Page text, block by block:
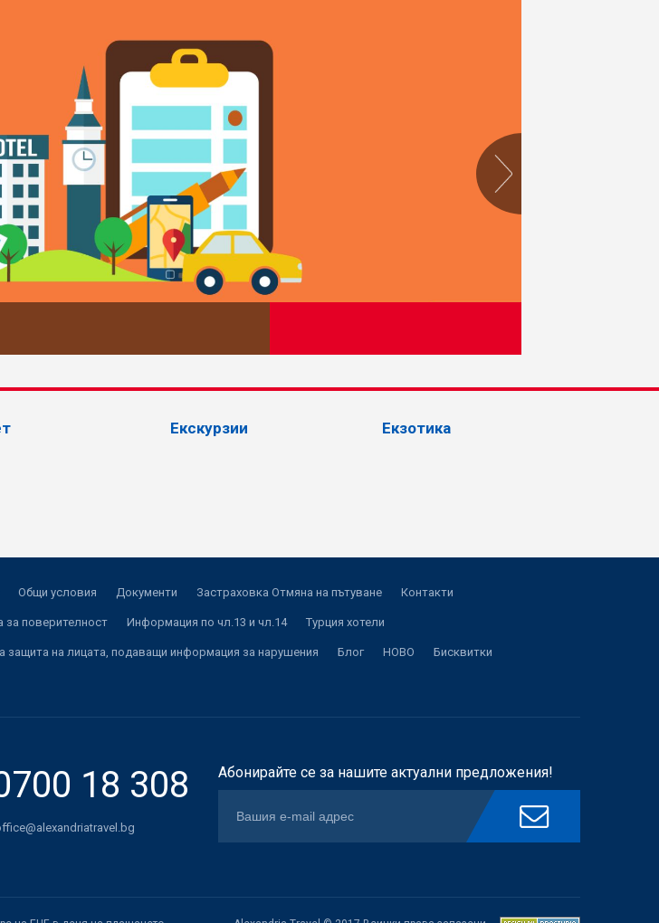
Екскурзии Екзотика
Общи условия Документи Застраховка Отмяна на пътуване Контакти
за поверителност Информация по чл.13 и чл.14 Турция хотели
защита на лицата, подаващи информация за нарушения Блог НОВО Бисквитки
18 308 Абонирайте се за нашите актуални предложения!